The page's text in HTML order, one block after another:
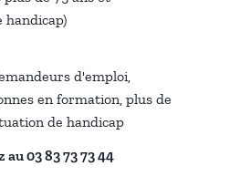
handicap)
d'emploi,
en formation, plus de
de handicap
03 83 73 73 44